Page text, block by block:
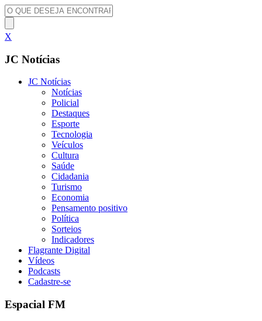
X
JC Notícias
JC Notícias
Notícias
Policial
Destaques
Esporte
Tecnologia
Veículos
Cultura
Saúde
Cidadania
Turismo
Economia
Pensamento positivo
Política
Sorteios
Indicadores
Flagrante Digital
Vídeos
Podcasts
Cadastre-se
Espacial FM